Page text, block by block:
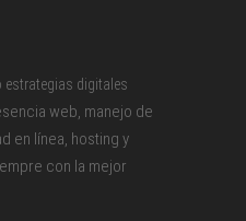
estrategias digitales
web, manejo de
en línea, hosting y
con la mejor